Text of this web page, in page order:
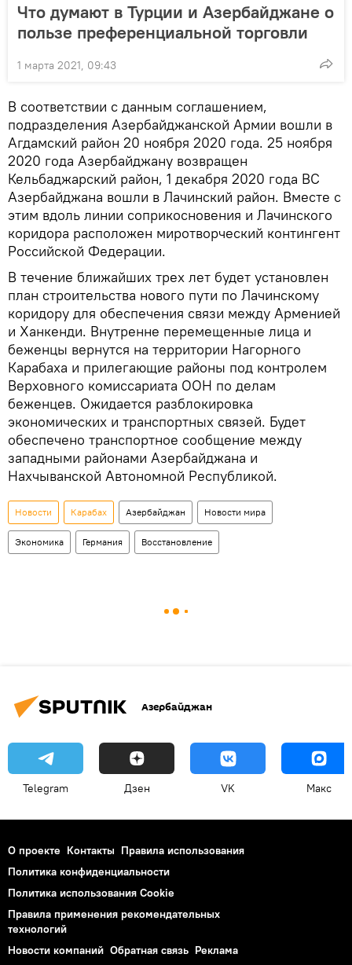
Что думают в Турции и Азербайджане о
пользе преференциальной торговли
1 марта 2021, 09:43
В соответствии с данным соглашением,
подразделения Азербайджанской Армии вошли в
Агдамский район 20 ноября 2020 года. 25 ноября
2020 года Азербайджану возвращен
Кельбаджарский район, 1 декабря 2020 года ВС
Азербайджана вошли в Лачинский район. Вместе с
этим вдоль линии соприкосновения и Лачинского
коридора расположен миротворческий контингент
Российской Федерации.
В течение ближайших трех лет будет установлен
план строительства нового пути по Лачинскому
коридору для обеспечения связи между Арменией
и Ханкенди. Внутренне перемещенные лица и
беженцы вернутся на территории Нагорного
Карабаха и прилегающие районы под контролем
Верховного комиссариата ООН по делам
беженцев. Ожидается разблокировка
экономических и транспортных связей. Будет
обеспечено транспортное сообщение между
западными районами Азербайджана и
Нахчыванской Автономной Республикой.
Новости Карабах Азербайджан Новости мира
Экономика Германия Восстановление
Азербайджан
Telegram Дзен VK Макс
О проекте Контакты Правила использования
Политика конфиденциальности
Политика использования Cookie
Правила применения рекомендательных
технологий
Новости компаний Обратная связь Реклама